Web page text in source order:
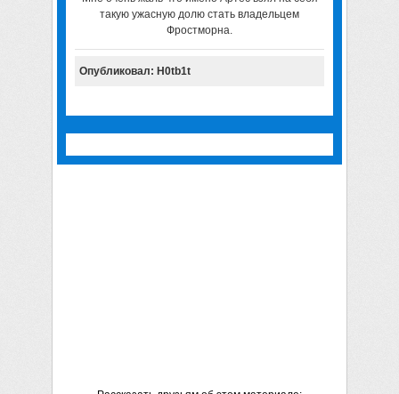
такую ужасную долю стать владельцем
Фростморна.
Опубликовал: H0tb1t